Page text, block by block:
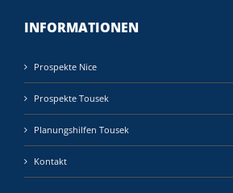
INFORMATIONEN
Prospekte Nice
Prospekte Tousek
Planungshilfen Tousek
Kontakt